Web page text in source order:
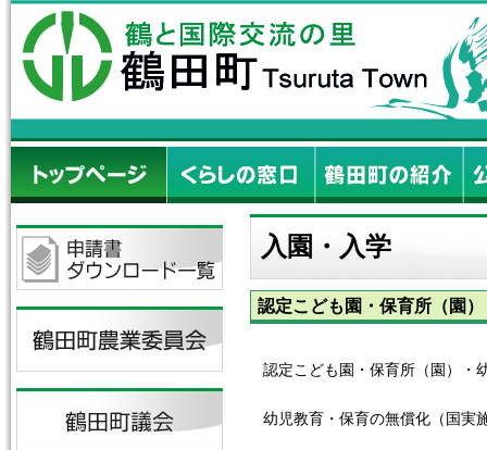
入園・入学
認定こども園・保育所（園
認定こども園・保育所（園）・
幼児教育・保育の無償化（国実